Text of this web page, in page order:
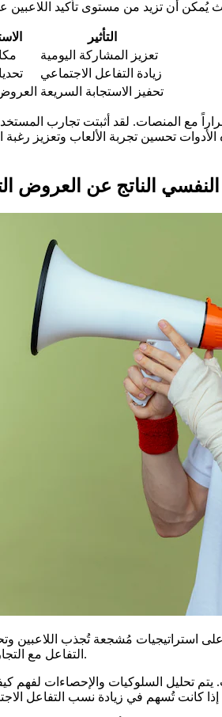
التأثير
تعزيز المشاركة اليومية
زيادة التفاعل الاجتماعي
تحفيز الاستجابة السريعة
مع المنصات. لقد أثبتت تجارب
تحسين تجربة الألعاب وتعزيز رغبة
النفسي الناتج عن العروض
على استراتيجيات مُشجعة تُجذب اللاعبين
التفاعل مع التجارب المتاحة.
تحليل السلوكيات والإحصاءات لفهم